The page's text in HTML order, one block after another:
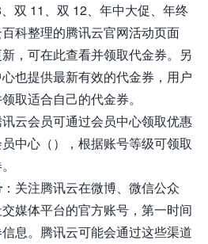
双 11、双 12、年中大促、年终
科整理的腾讯云官网活动页面
新，可在此查看并领取代金券。另
也提供最新有效的代金券，用户
取适合自己的代金券。
讯云会员可通过会员中心领取优惠
中心（），根据账号等级可领取
：关注腾讯云在微博、微信公众
媒体平台的官方账号，第一时间
息。腾讯云可能会通过这些渠道